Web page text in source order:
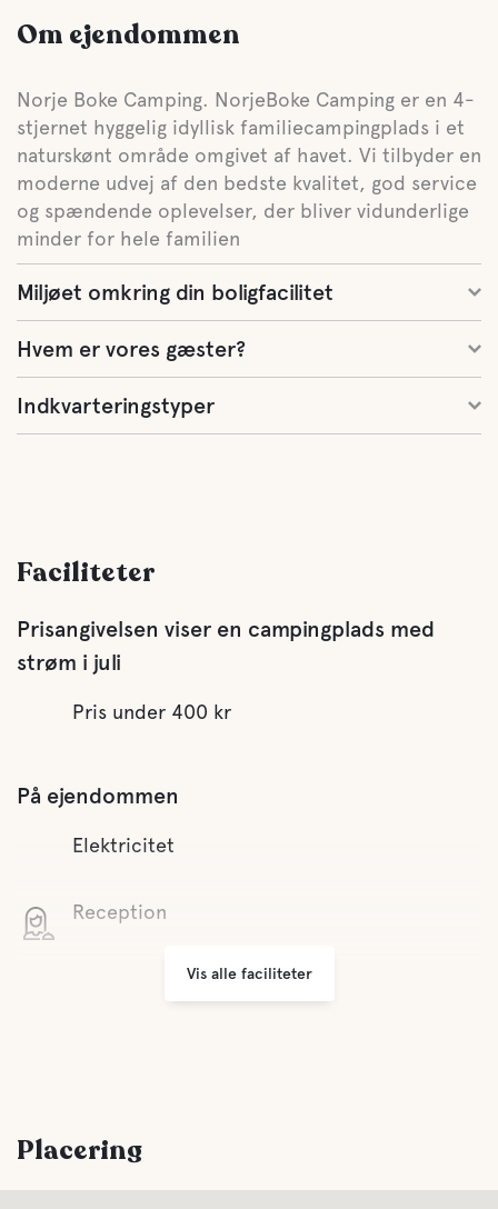
Om ejendommen
Norje Boke Camping. NorjeBoke Camping er en 4-
stjernet hyggelig idyllisk familiecampingplads i et
naturskønt område omgivet af havet. Vi tilbyder en
moderne udvej af den bedste kvalitet, god service
og spændende oplevelser, der bliver vidunderlige
minder for hele familien
Miljøet omkring din boligfacilitet
Hvem er vores gæster?
Indkvarteringstyper
Faciliteter
Prisangivelsen viser en campingplads med
strøm i juli
Pris under 400 kr
På ejendommen
Elektricitet
Reception
Vis alle faciliteter
Placering